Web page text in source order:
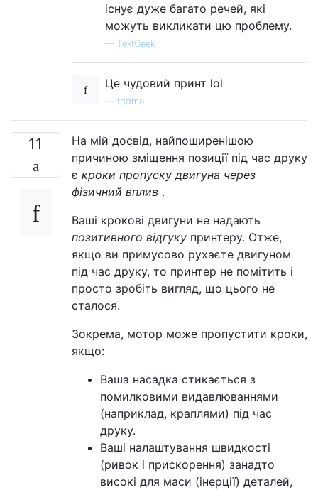
існує дуже багато речей, які
можуть викликати цю проблему.
— TextGeek
Це чудовий принт lol
tddmo
11
На мій досвід, найпоширенішою
причиною зміщення позиції під час друку
є кроки пропуску двигуна через
фізичний вплив .
Ваші крокові двигуни не надають
позитивного відгуку принтеру. Отже,
якщо ви примусово рухаєте двигуном
під час друку, то принтер не помітить і
просто зробіть вигляд, що цього не
сталося.
Зокрема, мотор може пропустити кроки,
якщо:
Ваша насадка стикається з
помилковими видавлюваннями
(наприклад, краплями) під час
друку.
Ваші налаштування швидкості
(ривок і прискорення) занадто
високі для маси (інерції) деталей,